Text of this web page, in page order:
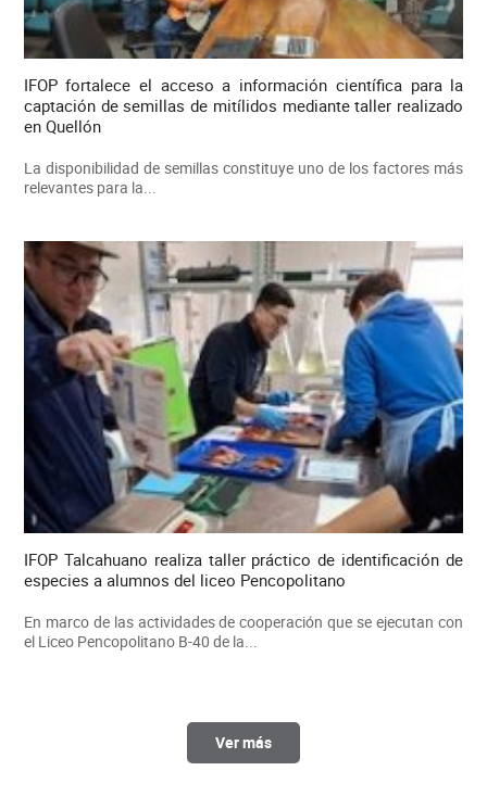
IFOP fortalece el acceso a información científica para la
captación de semillas de mitílidos mediante taller realizado
en Quellón
La disponibilidad de semillas constituye uno de los factores más
relevantes para la...
IFOP Talcahuano realiza taller práctico de identificación de
especies a alumnos del liceo Pencopolitano
En marco de las actividades de cooperación que se ejecutan con
el Liceo Pencopolitano B-40 de la...
Ver más